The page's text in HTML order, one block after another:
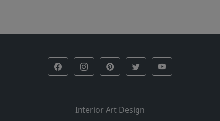
Interior Art Design